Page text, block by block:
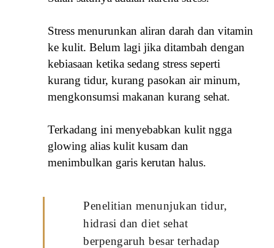
Stress menurunkan aliran darah dan vitamin
ke kulit. Belum lagi jika ditambah dengan
kebiasaan ketika sedang stress seperti
kurang tidur, kurang pasokan air minum,
mengkonsumsi makanan kurang sehat.
Terkadang ini menyebabkan kulit ngga
glowing alias kulit kusam dan
menimbulkan garis kerutan halus.
Penelitian menunjukan tidur,
hidrasi dan diet sehat
berpengaruh besar terhadap